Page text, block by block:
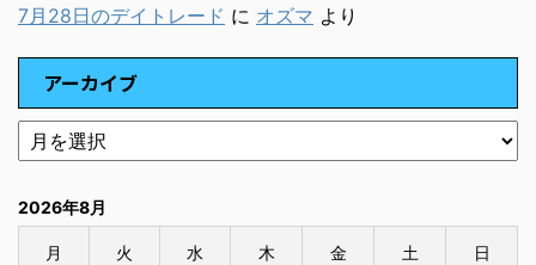
7月28日のデイトレード に オズマ より
アーカイブ
2026年8月
月 火 水 木 金 土 日